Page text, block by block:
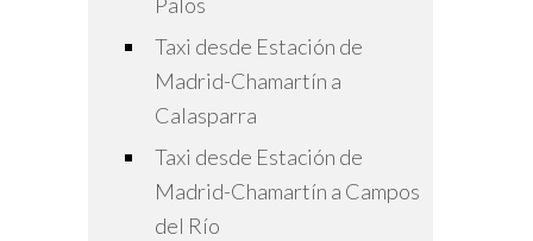
Taxi desde Estación de
Madrid-Chamartín a
Calasparra
Taxi desde Estación de
Madrid-Chamartín a Campos
del Río